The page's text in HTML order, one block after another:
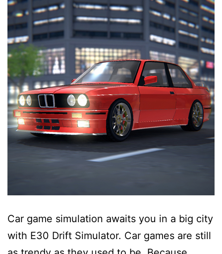
Car game simulation awaits you in a big city
with E30 Drift Simulator. Car games are still